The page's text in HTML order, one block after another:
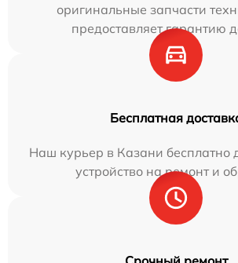
оригинальные запчасти
предоставляет гарантию
Бесплатная
Наш курьер в Казани бесплатно
устройство на ремонт и